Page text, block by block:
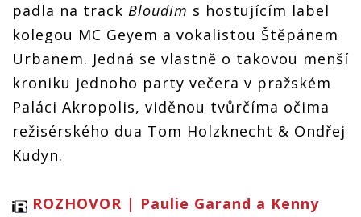
padla na track Bloudim s hostujícím label
kolegou MC Geyem a vokalistou Štěpánem
Urbanem. Jedná se vlastně o takovou menší
kroniku jednoho party večera v pražském
Paláci Akropolis, viděnou tvůrčíma očima
režisérského dua Tom Holzknecht & Ondřej
Kudyn.
ROZHOVOR | Paulie Garand a Kenny